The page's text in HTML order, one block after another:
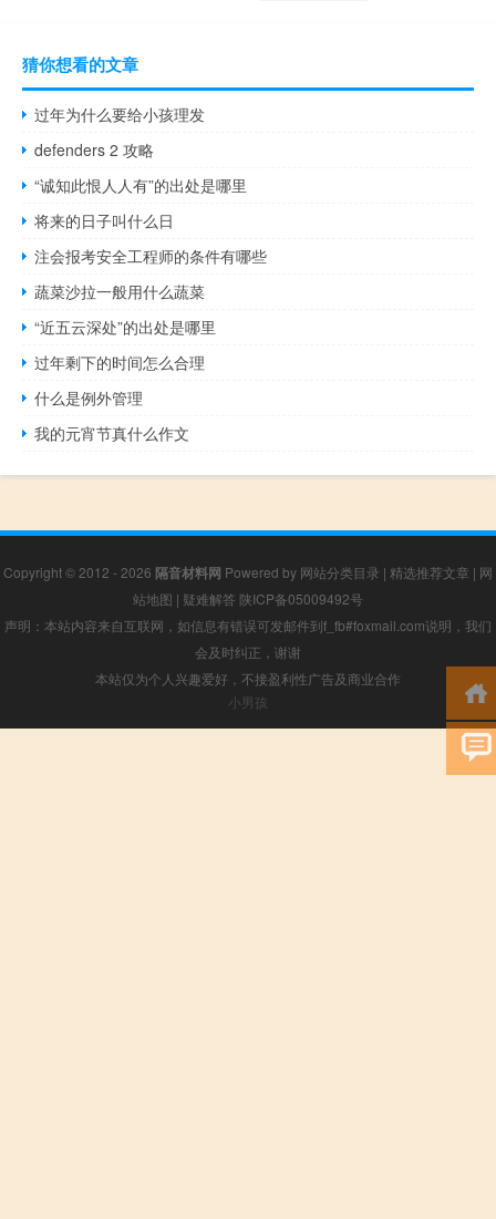
猜你想看的文章
过年为什么要给小孩理发
defenders 2 攻略
“诚知此恨人人有”的出处是哪里
将来的日子叫什么日
注会报考安全工程师的条件有哪些
蔬菜沙拉一般用什么蔬菜
“近五云深处”的出处是哪里
过年剩下的时间怎么合理
什么是例外管理
我的元宵节真什么作文
Copyright © 2012 - 2026 隔音材料网 Powered by 网站分类目录 | 精选推荐文章 | 网
站地图 | 疑难解答 陕ICP备05009492号
声明：本站内容来自互联网，如信息有错误可发邮件到f_fb#foxmail.com说明，我们
会及时纠正，谢谢
本站仅为个人兴趣爱好，不接盈利性广告及商业合作
小男孩